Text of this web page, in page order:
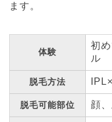
ます。
体験
初
ル
脱毛方法
脱毛可能部位 顔